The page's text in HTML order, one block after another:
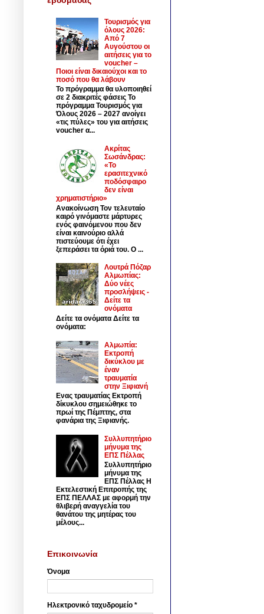
Τουρισμός για
όλους 2026:
Από 7
Αυγούστου οι
αιτήσεις για το
voucher –
Ποιοι είναι δικαιούχοι και το
ποσό που θα λάβουν
Το πρόγραμμα θα υλοποιηθεί
σε 2 διακριτές φάσεις Το
πρόγραμμα Τουρισμός για
Όλους 2026 – 2027 ανοίγει
«τις πύλες» του για αιτήσεις
voucher α...
Ακρίτας
Σωσάνδρας:
«Το
ερασιτεχνικό
ποδόσφαιρο
δεν είναι
χρηματιστήριο»
Ανακοίνωση Τον τελευταίο
καιρό γινόμαστε μάρτυρες
ενός φαινόμενου που δεν
είναι καινούριο αλλά
πιστεύουμε ότι έχει
ξεπεράσει τα όριά του. Ο ...
Λουτρά Πόζαρ
Αλμωπίας:
Δύο νέες
προσλήψεις -
Δείτε τα
ονόματα
Δείτε τα ονόματα Δείτε τα
ονόματα:
Αλμωπία:
Εκτροπή
δικύκλου με
έναν
τραυματία
στην Ξιφιανή
Ενας τραυματίας Εκτροπή
δίκυκλου σημειώθηκε το
πρωί της Πέμπτης, στα
φανάρια της Ξιφιανής.
Συλλυπητήριο
μήνυμα της
ΕΠΣ Πέλλας
Συλλυπητήριο
μήνυμα της
ΕΠΣ Πέλλας Η
Εκτελεστική Επιτροπής της
ΕΠΣ ΠΕΛΛΑΣ με αφορμή την
θλιβερή αναγγελία του
θανάτου της μητέρας του
μέλους...
Επικοινωνία
Όνομα
Ηλεκτρονικό ταχυδρομείο *